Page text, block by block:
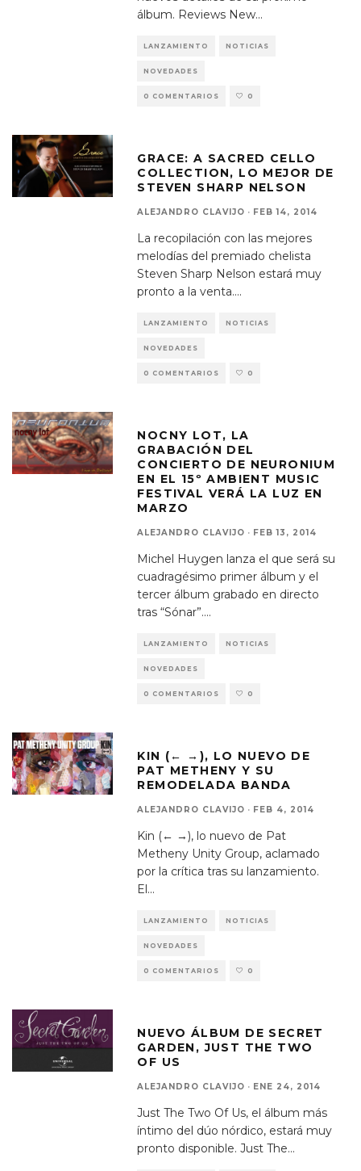
álbum. Reviews New...
LANZAMIENTO NOTICIAS
NOVEDADES
0 COMENTARIOS 0
GRACE: A SACRED CELLO
COLLECTION, LO MEJOR DE
STEVEN SHARP NELSON
ALEJANDRO CLAVIJO · FEB 14, 2014
La recopilación con las mejores
melodías del premiado chelista
Steven Sharp Nelson estará muy
pronto a la venta....
LANZAMIENTO NOTICIAS
NOVEDADES
0 COMENTARIOS 0
NOCNY LOT, LA
GRABACIÓN DEL
CONCIERTO DE NEURONIUM
EN EL 15º AMBIENT MUSIC
FESTIVAL VERÁ LA LUZ EN
MARZO
ALEJANDRO CLAVIJO · FEB 13, 2014
Michel Huygen lanza el que será su
cuadragésimo primer álbum y el
tercer álbum grabado en directo
tras “Sónar”....
LANZAMIENTO NOTICIAS
NOVEDADES
0 COMENTARIOS 0
KIN (← →), LO NUEVO DE
PAT METHENY Y SU
REMODELADA BANDA
ALEJANDRO CLAVIJO · FEB 4, 2014
Kin (← →), lo nuevo de Pat
Metheny Unity Group, aclamado
por la crítica tras su lanzamiento.
El...
LANZAMIENTO NOTICIAS
NOVEDADES
0 COMENTARIOS 0
NUEVO ÁLBUM DE SECRET
GARDEN, JUST THE TWO
OF US
ALEJANDRO CLAVIJO · ENE 24, 2014
Just The Two Of Us, el álbum más
íntimo del dúo nórdico, estará muy
pronto disponible. Just The...